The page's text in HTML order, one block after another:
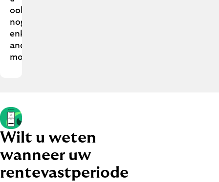
ook
nog
enkele
andere
mogelijkheden.
Wilt u weten
wanneer uw
rentevastperiode